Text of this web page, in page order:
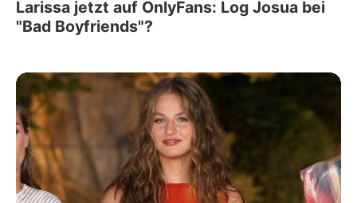
Larissa jetzt auf OnlyFans: Log Josua bei
"Bad Boyfriends"?